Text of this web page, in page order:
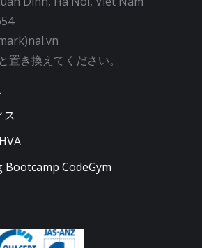
き換えてください。
ス
CodeGym